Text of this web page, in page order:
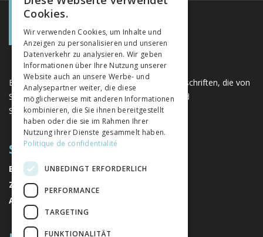
Eine einzigartige Plattform für Bücher und Zeitschriften, die von
Schweizer Verlagen im Bereich der Geistes- und
Sozialwissenschaften herausgegeben werden.
SITEMAP
BÜCHER
ZEITSCHRIFTEN
AUTOREN
FRENCH
ITALIAN
Cookies.
Wir verwenden Cookies, um Inhalte und
Anzeigen zu personalisieren und unseren
Datenverkehr zu analysieren. Wir geben
Informationen über Ihre Nutzung unserer
Website auch an unsere Werbe- und
Analysepartner weiter, die diese
möglicherweise mit anderen Informationen
kombinieren, die Sie ihnen bereitgestellt
haben oder die sie im Rahmen Ihrer
Nutzung ihrer Dienste gesammelt haben.
Politique de confidentialité
UNBEDINGT ERFORDERLICH
PERFORMANCE
TARGETING
FUNKTIONALITÄT